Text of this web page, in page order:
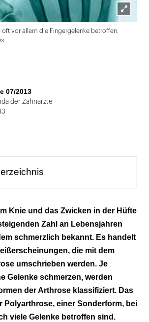
Lightbox
öffnen
oft vor allem die Fingergelenke betroffen.
07/2013
der Zahnärzte
steht die Knorpelläsion
und Steifigkeit
in verschiedenen Gelenken
per Bildgebung
Knie und das Zwicken in der Hüfte
Zahl an Lebensjahren
schmerzlich bekannt. Es handelt
die mit dem
umschrieben werden. Je
Gelenke schmerzen, werden
der Arthrose klassifiziert. Das
Polyarthrose, einer Sonderform, bei
viele Gelenke betroffen sind.